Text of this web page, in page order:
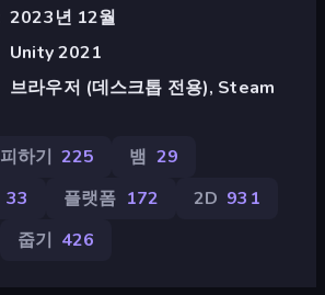
2023년 12월
Unity 2021
브라우저 (데스크톱 전용), Steam
피하기 225 뱀 29
33 플랫폼 172 2D 931
줍기 426